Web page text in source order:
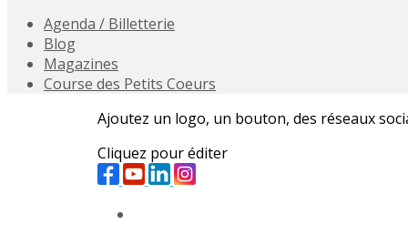
Agenda / Billetterie
Blog
Magazines
Course des Petits Coeurs
Ajoutez un logo, un bouton, des réseaux
Cliquez pour éditer